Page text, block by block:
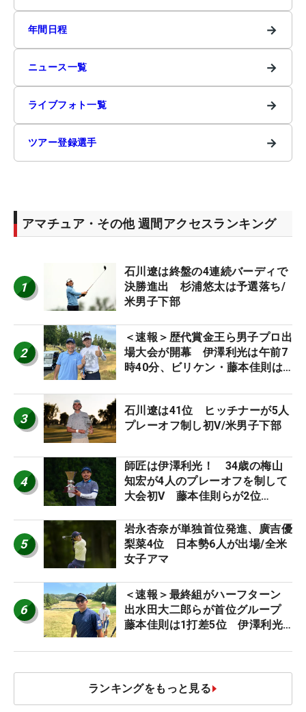
年間日程 →
ニュース一覧 →
ライブフォト一覧 →
ツアー登録選手 →
アマチュア・その他 週間アクセスランキング
1
石川遼は終盤の4連続バーディで
決勝進出 杉浦悠太は予選落ち/
米男子下部
2
＜速報＞歴代賞金王ら男子プロ出
場大会が開幕 伊澤利光は午前7
時40分、ビリケン・藤本佳則は
STAGE JOYX OPEN】
3
石川遼は41位 ヒッチナーが5人
プレーオフ制し初V/米男子下部
4
師匠は伊澤利光！ 34歳の梅山
知宏が4人のプレーオフを制して
大会初V 藤本佳則らが2位
5
岩永杏奈が単独首位発進、廣吉優
梨菜4位 日本勢6人が出場/全米
女子アマ
6
＜速報＞最終組がハーフターン
出水田大二郎らが首位グループ
藤本佳則は1打差5位 伊澤利光
JOYX OPEN】
ランキングをもっと見る